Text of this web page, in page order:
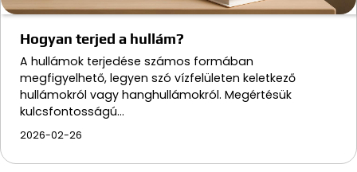
Hogyan terjed a hullám?
A hullámok terjedése számos formában
megfigyelhető, legyen szó vízfelületen keletkező
hullámokról vagy hanghullámokról. Megértésük
kulcsfontosságú…
2026-02-26